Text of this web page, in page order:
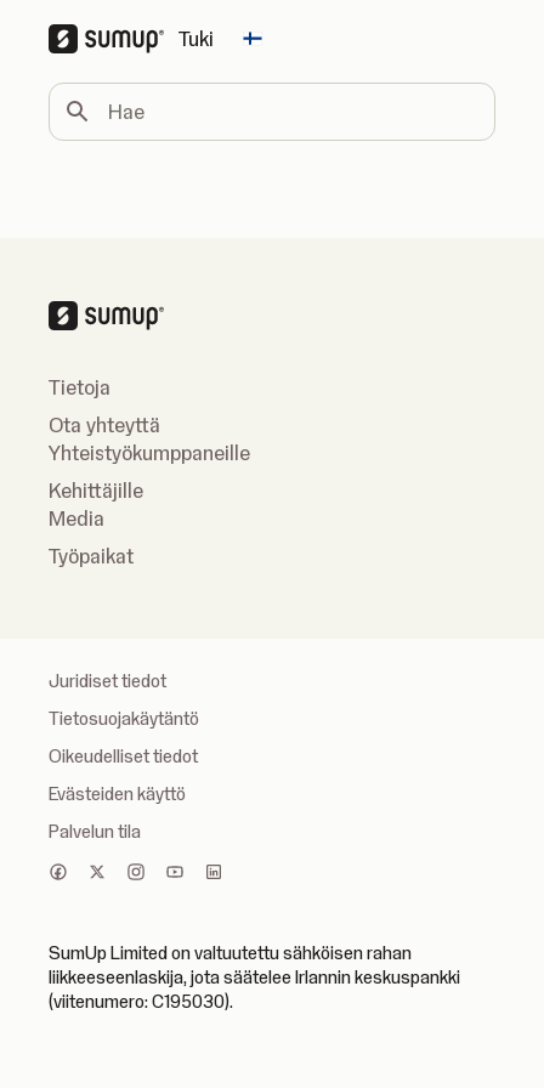
Tuki Change country
Hae
Tietoja
Ota yhteyttä
Yhteistyökumppaneille
Kehittäjille
Media
Työpaikat
Juridiset tiedot
Tietosuojakäytäntö
Oikeudelliset tiedot
Evästeiden käyttö
Palvelun tila
SumUp Limited on valtuutettu sähköisen rahan
liikkeeseenlaskija, jota säätelee Irlannin keskuspankki
(viitenumero: C195030).